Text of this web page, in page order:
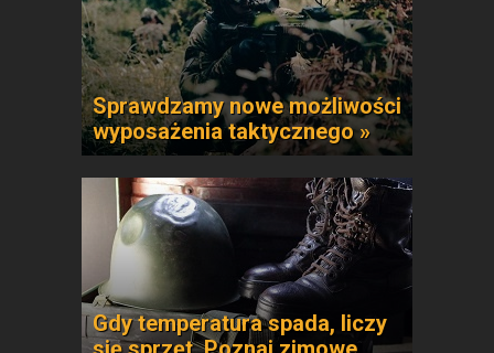
Sprawdzamy nowe możliwości
wyposażenia taktycznego »
Gdy temperatura spada, liczy